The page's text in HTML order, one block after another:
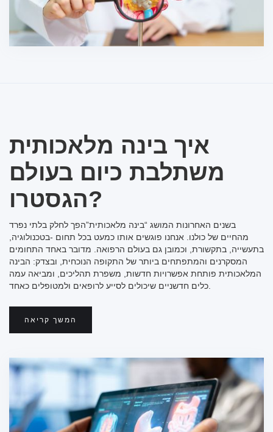
איך בינה מלאכותית
משתלבת כיום בעולם
הגסטרו?
בשנים האחרונות המושג “בינה מלאכותית”הפך לחלק בלתי נפרד
מהחיים של כולנו. אנחנו פוגשים אותו כמעט בכל תחום -בטכנולוגיה,
בתעשייה, בתקשורת, וכמובן גם בעולם הרפואה. מדובר באחד התחומים
המסקרנים והמתפתחים ביותר של התקופה הנוכחית, ובצדק: הבינה
המלאכותית פותחת אפשרויות חדשות, משפרת תהליכים, ומביאה עמה
המשך קריאה